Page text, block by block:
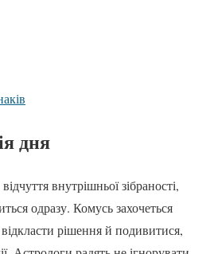
дня
внутрішньої зібраності,
одразу. Комусь захочеться
рішення й подивитися,